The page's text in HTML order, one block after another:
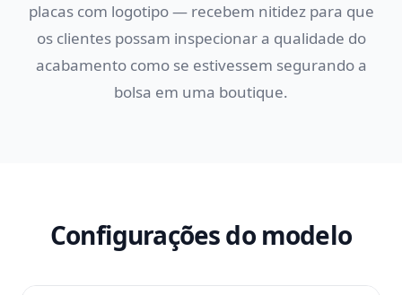
placas com logotipo — recebem nitidez para que
os clientes possam inspecionar a qualidade do
acabamento como se estivessem segurando a
bolsa em uma boutique.
Configurações do modelo